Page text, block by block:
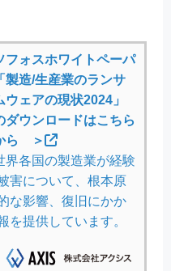
フォスホワイトペーパ
「製造/生産業のランサ
ウェアの現状2024」
ダウンロードはこちら
ら ＞
界各国の製造業が経験
害について、根本原
な影響、復旧にかか
を提供しています。